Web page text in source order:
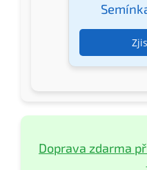
Doprava zdarma